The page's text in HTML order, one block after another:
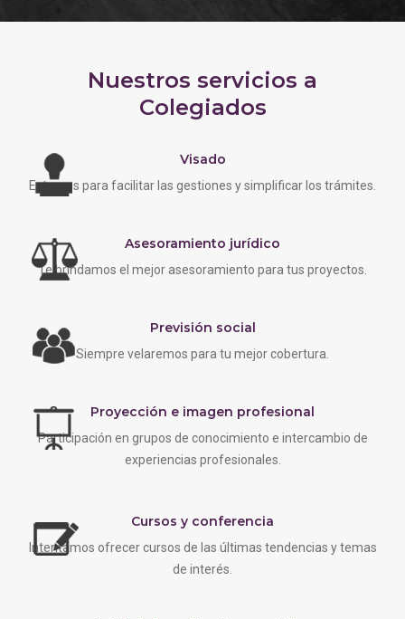
Nuestros servicios a
Colegiados
Visado
Estamos para facilitar las gestiones y simplificar los trámites.
Asesoramiento jurídico
Te brindamos el mejor asesoramiento para tus proyectos.
Previsión social
Siempre velaremos para tu mejor cobertura.
Proyección e imagen profesional
Participación en grupos de conocimiento e intercambio de
experiencias profesionales.
Cursos y conferencia
Intentamos ofrecer cursos de las últimas tendencias y temas
de interés.